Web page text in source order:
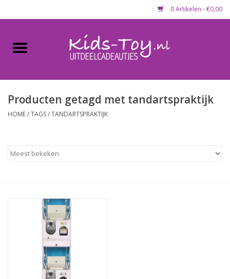
0 Artikelen - €0,00
Home
Gevulde capsules & mixen
Maandaanbieding
Lege capsules
Speelgoedautomaten
Speelgoedpakketten
Producten getagd met tandartspraktijk
HOME/TAGS/TANDARTSPRAKTIJK